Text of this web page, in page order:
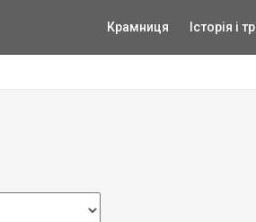
Крамниця Історія і